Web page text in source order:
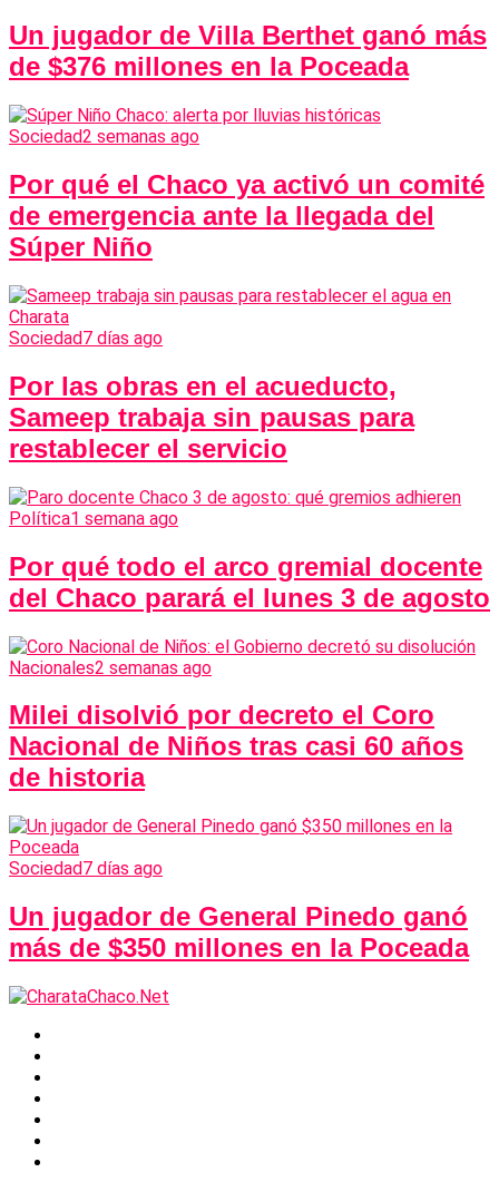
Un jugador de Villa Berthet ganó más
de $376 millones en la Poceada
Sociedad2 semanas ago
Por qué el Chaco ya activó un comité
de emergencia ante la llegada del
Súper Niño
Sociedad7 días ago
Por las obras en el acueducto,
Sameep trabaja sin pausas para
restablecer el servicio
Política1 semana ago
Por qué todo el arco gremial docente
del Chaco parará el lunes 3 de agosto
Nacionales2 semanas ago
Milei disolvió por decreto el Coro
Nacional de Niños tras casi 60 años
de historia
Sociedad7 días ago
Un jugador de General Pinedo ganó
más de $350 millones en la Poceada